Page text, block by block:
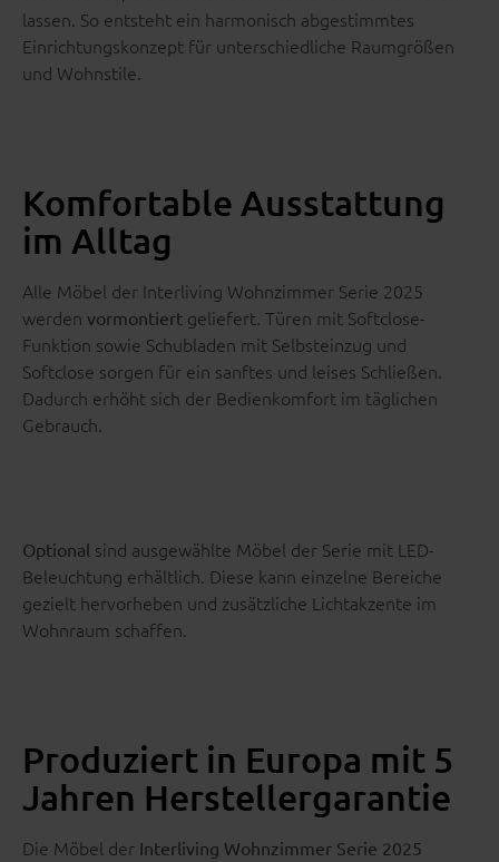
lassen. So entsteht ein harmonisch abgestimmtes
Einrichtungskonzept für unterschiedliche Raumgrößen
und Wohnstile.
Komfortable Ausstattung
im Alltag
Alle Möbel der Interliving Wohnzimmer Serie 2025
werden vormontiert geliefert. Türen mit Softclose-
Funktion sowie Schubladen mit Selbsteinzug und
Softclose sorgen für ein sanftes und leises Schließen.
Dadurch erhöht sich der Bedienkomfort im täglichen
Gebrauch.
Optional sind ausgewählte Möbel der Serie mit LED-
Beleuchtung erhältlich. Diese kann einzelne Bereiche
gezielt hervorheben und zusätzliche Lichtakzente im
Wohnraum schaffen.
Produziert in Europa mit 5
Jahren Herstellergarantie
Die Möbel der Interliving Wohnzimmer Serie 2025